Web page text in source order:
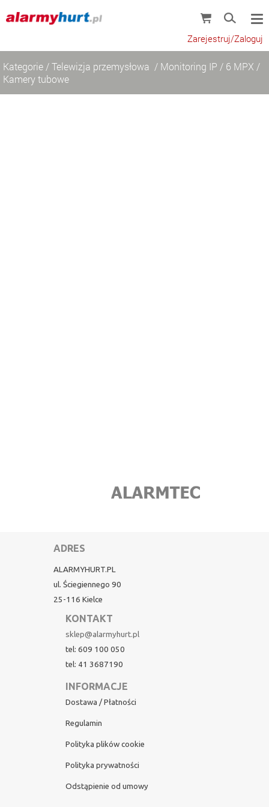
Zarejestruj/Zaloguj
Kategorie /Telewizja przemysłowa / Monitoring IP / 6 MPX /
Kamery tubowe
ADRES
ALARMYHURT.PL
ul. Ściegiennego 90
25-116 Kielce
KONTAKT
sklep@alarmyhurt.pl
tel: 609 100 050
tel: 41 3687190
INFORMACJE
Dostawa / Płatności
Regulamin
Polityka plików cookie
Polityka prywatności
Odstąpienie od umowy